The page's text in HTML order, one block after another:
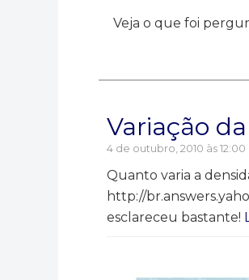
Veja o que foi
Variação
4 de outubro, 2010 às
Quanto varia a
http://
esclareceu bastante!